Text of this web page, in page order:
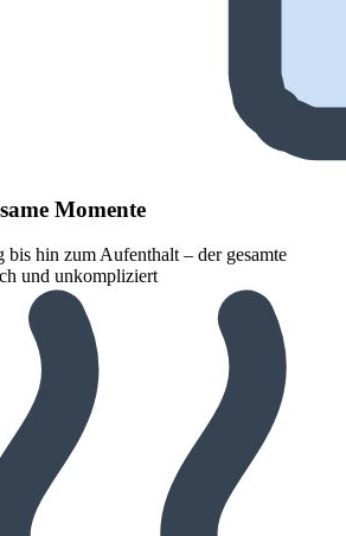
Momente
bis hin zum Aufenthalt – der gesamte
und unkompliziert